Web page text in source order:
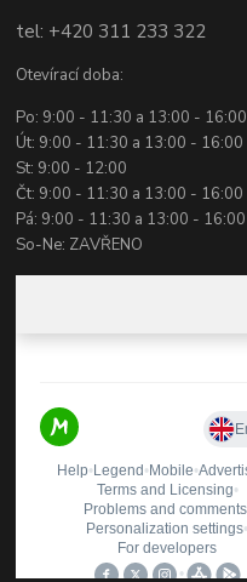
tel: +420 311 233 322
Otevírací doba:
Po: 9:00 - 11:30 a 13:00 - 16:00
Út: 9:00 - 11:30 a 13:00 - 16:00
St: 9:00 - 12:00
Čt: 9:00 - 11:30 a 13:00 - 16:00
Pá: 9:00 - 11:30 a 13:00 - 16:00
So-Ne: ZAVŘENO